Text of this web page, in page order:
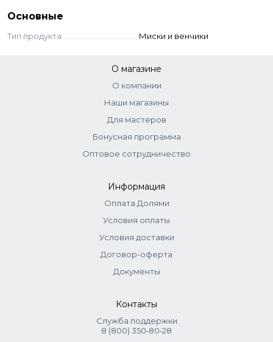
Основные
Тип продукта Миски и венчики
О магазине
О компании
Наши магазины
Для мастеров
Бонусная программа
Оптовое сотрудничество
Информация
Оплата Долями
Условия оплаты
Условия доставки
Договор-оферта
Документы
Контакты
Служба поддержки
8 (800) 350‑80‑28